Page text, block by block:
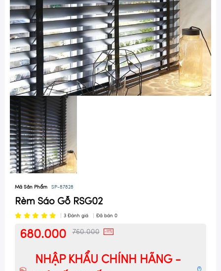
Mã Sản Phẩm SP-87828
Rèm Sáo Gỗ RSG02
3 Đánh giá Đã bán 0
680.000 760.000 -11%
NHẬP KHẨU CHÍNH HÃNG -
?